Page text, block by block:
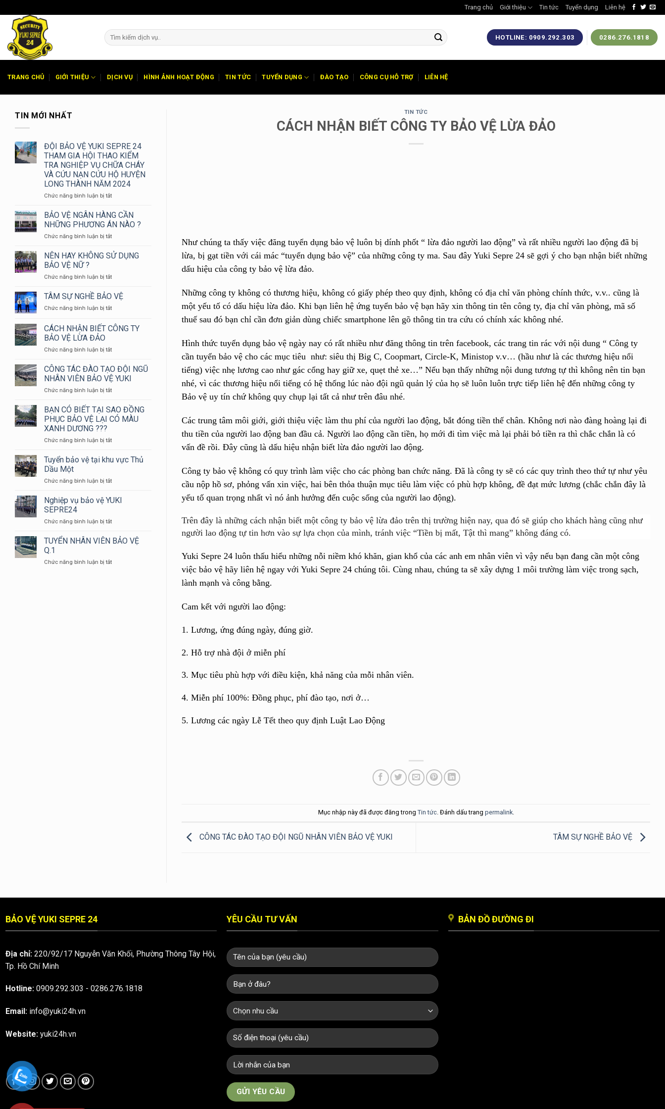
đến
dung
Trang chủ Giới thiệu Tin tức Tuyển dụng Liên hệ
HOTLINE: 0909.292.303 0286.276.1818
TRANG CHỦ GIỚI THIỆU DỊCH VỤ HÌNH ẢNH HOẠT ĐỘNG TIN TỨC TUYỂN DỤNG ĐÀO TẠO CÔNG CỤ HỖ TRỢ LIÊN HỆ
TIN MỚI NHẤT
ĐỘI BẢO VỆ YUKI SEPRE 24
THAM GIA HỘI THAO KIỂM
TRA NGHIỆP VỤ CHỮA CHÁY
VÀ CỨU NẠN CỨU HỘ HUYỆN
LONG THÀNH NĂM 2024
Chức năng bình luận bị tắtở
BẢO
VỆ
YUKI
SEPRE
THAM
THAO
TRA
CHÁY
HỘ
HUYỆN
LONG
NĂM
2024
BẢO VỆ NGÂN HÀNG CẦN
NHỮNG PHƯƠNG ÁN NÀO ?
Chức năng bình luận bị tắtở
VỆ
NGÂN
CẦN
PHƯƠNG
NÀO
NÊN HAY KHÔNG SỬ DỤNG
BẢO VỆ NỮ ?
Chức năng bình luận bị tắtở
HAY
KHÔNG
SỬ
BẢO
?
TÂM SỰ NGHỀ BẢO VỆ
Chức năng bình luận bị tắtở
SỰ
NGHỀ
VỆ
CÁCH NHẬN BIẾT CÔNG TY
BẢO VỆ LỪA ĐẢO
Chức năng bình luận bị tắtở
NHẬN
BIẾT
CÔNG
TY
VỆ
LỪA
CÔNG TÁC ĐÀO TẠO ĐỘI NGŨ
NHÂN VIÊN BẢO VỆ YUKI
Chức năng bình luận bị tắtở
TÁC
ĐÀO
TẠO
NGŨ
VIÊN
BẢO
YUKI
BẠN CÓ BIẾT TẠI SAO ĐỒNG
PHỤC BẢO VỆ LẠI CÓ MÀU
XANH DƯƠNG ???
Chức năng bình luận bị tắtở
BIẾT
SAO
PHỤC
LẠI
MÀU
???
Tuyển bảo vệ tại khu vực Thủ
Dầu Một
Chức năng bình luận bị tắtở
bảo
khu
Thủ
Nghiệp vụ bảo vệ YUKI
SEPRE24
Chức năng bình luận bị tắtở
vụ
YUKI
TUYỂN NHÂN VIÊN BẢO VỆ
Q.1
Chức năng bình luận bị tắtở
TIN TỨC
CÁCH NHẬN BIẾT CÔNG TY BẢO VỆ LỪA ĐẢO
Như chúng ta thấy việc đăng tuyển dụng bảo vệ luôn bị dính phốt “ lừa đảo người lao động” và rất nhiều người lao động đã bị
lừa, bị gạt tiền với cái mác “tuyển dụng bảo vệ” của những công ty ma. Sau đây Yuki Sepre 24 sẽ gợi ý cho bạn nhận biết những
dấu hiệu của công ty bảo vệ lừa đảo.
Những công ty không có thương hiệu, không có giấy phép theo quy định, không có địa chỉ văn phòng chính thức, v.v.. cũng là
một yếu tố có dấu hiệu lừa đảo. Khi bạn liên hệ ứng tuyển bảo vệ bạn hãy xin thông tin tên công ty, địa chỉ văn phòng, mã số
thuế sau đó bạn chỉ cần đơn giản dùng chiếc smartphone lên gõ thông tin tra cứu có chính xác không nhé.
Hình thức tuyển dụng bảo vệ ngày nay có rất nhiều như đăng thông tin trên facebook, các trang tin rác với nội dung “ Công ty
cần tuyển bảo vệ cho các mục tiêu như: siêu thị Big C, Coopmart, Circle-K, Ministop v.v… (hầu như là các thương hiệu nổi
tiếng) việc nhẹ lương cao như gác cổng hay giữ xe, quẹt thẻ xe…” Nếu bạn thấy những nội dung tương tự thì không nên tin bạn
nhé, vì các thương hiệu nổi tiếng có hệ thống lúc nào đội ngũ quản lý của họ sẽ luôn luôn trực tiếp liên hệ đến những công ty
Bảo vệ uy tín chứ không quy chụp lại tất cả như trên đâu nhé.
Các trung tâm môi giới, giới thiệu việc làm thu phí của người lao động, bắt đóng tiền thế chân. Không nơi nào đàng hoàng lại đi
thu tiền của người lao động ban đầu cả. Người lao động cần tiền, họ mới đi tìm việc mà lại phải bỏ tiền ra thì chắc chắn là có
vấn đề rồi. Đây cũng là dấu hiệu nhận biết lừa đảo người lao động.
Công ty bảo vệ không có quy trình làm việc cho các phòng ban chức năng. Đã là công ty sẽ có các quy trình theo thứ tự như yêu
cầu nộp hồ sơ, phỏng vấn xin việc, hai bên thỏa thuận mục tiêu làm việc có phù hợp không, đề đạt mức lương (chắc chắn đây là
yếu tố quan trọng nhất vì nó ảnh hưởng đến cuộc sống của người lao động).
Trên đây là những cách nhận biết một công ty bảo vệ lừa đảo trên thị trường hiện nay, qua đó sẽ giúp cho khách hàng cũng như
người lao động tự tin hơn vào sự lựa chọn của mình, tránh việc “Tiền bị mất, Tật thì mang” không đáng có.
Yuki Sepre 24 luôn thấu hiểu những nỗi niềm khó khăn, gian khổ của các anh em nhân viên vì vậy nếu bạn đang cần một công
việc bảo vệ hãy liên hệ ngay với Yuki Sepre 24 chúng tôi. Cùng nhau, chúng ta sẽ xây dựng 1 môi trường làm việc trong sạch,
lành mạnh và công bằng.
Cam kết với người lao động:
1. Lương, ứng đúng ngày, đúng giờ.
2. Hỗ trợ nhà đội ở miễn phí
3. Mục tiêu phù hợp với điều kiện, khả năng của mỗi nhân viên.
4. Miễn phí 100%: Đồng phục, phí đào tạo, nơi ở…
5. Lương các ngày Lễ Tết theo quy định Luật Lao Động
Mục nhập này đã được đăng trong Tin tức. Đánh dấu trang permalink.
CÔNG TÁC ĐÀO TẠO ĐỘI NGŨ NHÂN VIÊN BẢO VỆ YUKI TÂM SỰ NGHỀ BẢO VỆ
BẢO VỆ YUKI SEPRE 24
Địa chỉ:220/92/17 Nguyễn Văn Khối, Phường Thông Tây Hội,
Tp. Hồ Chí Minh
Hotline: 0909.292.303 - 0286.276.1818
Email: info@yuki24h.vn
Website: yuki24h.vn
YÊU CẦU TƯ VẤN BẢN ĐỒ ĐƯỜNG ĐI